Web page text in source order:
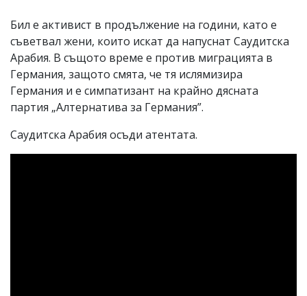
Бил е активист в продължение на години, като е
съветвал жени, които искат да напуснат Саудитска
Арабия. В същото време е против миграцията в
Германия, защото смята, че тя ислямизира
Германия и е симпатизант на крайно дясната
партия „Алтернатива за Германия”.
Саудитска Арабия осъди атентата.